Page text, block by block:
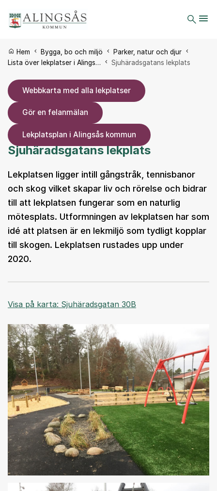
Du är här:
Hem Bygga, bo och miljö
Parker, natur och djur
Lista över lekplatser i Alings…
Sjuhäradsgatans lekplats
Webbkarta med alla lekplatser
Gör en felanmälan
Lekplatsplan i Alingsås kommun
Sjuhäradsgatans lekplats
Lekplatsen ligger intill gångstråk, tennisbanor
och skog vilket skapar liv och rörelse och bidrar
till att lekplatsen fungerar som en naturlig
mötesplats. Utformningen av lekplatsen har som
idé att platsen är en lekmiljö som tydligt kopplar
till skogen. Lekplatsen rustades upp under
2020.
Visa på karta: Sjuhäradsgatan 30B